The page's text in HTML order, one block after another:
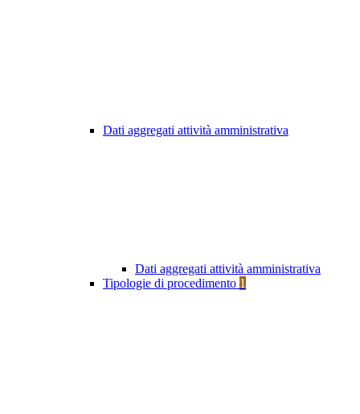
Dati aggregati attività amministrativa
Dati aggregati attività amministrativa
Tipologie di procedimento 1